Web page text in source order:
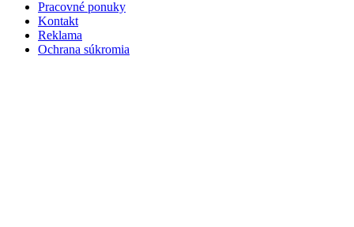
Pracovné ponuky
Kontakt
Reklama
Ochrana súkromia